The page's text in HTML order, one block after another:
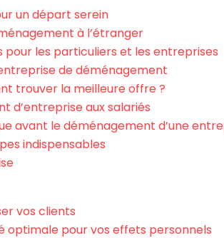
un départ serein
à l’étranger
pour les particuliers et les entreprises
de déménagement
trouver la meilleure offre ?
d’entreprise aux salariés
avant le déménagement d’une
indispensables
vos clients
optimale pour vos effets personnels